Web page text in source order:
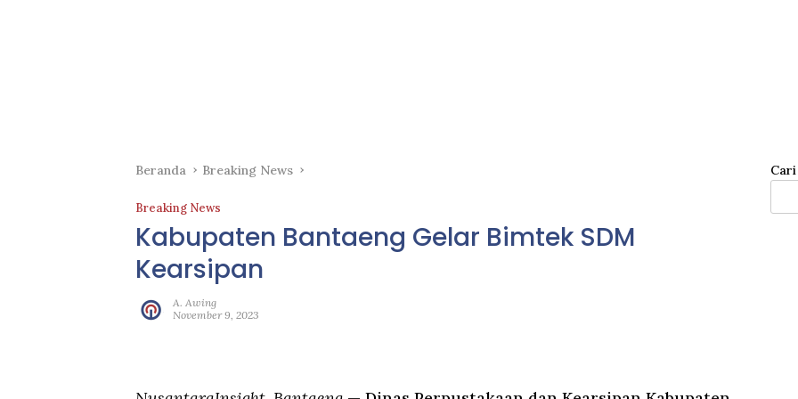
Beranda Breaking News
Breaking News
Kabupaten Bantaeng Gelar Bimtek SDM
Kearsipan
A. Awing
November 9, 2023
Cari